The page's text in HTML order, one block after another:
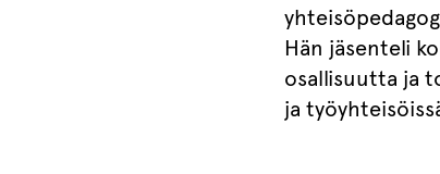
Hän jäsenteli
osallisuutta ja
ja